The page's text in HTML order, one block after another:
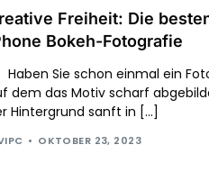
Freiheit: Die
Bokeh-Fotografie
Sie schon einmal ein
dem das Motiv scharf
Hintergrund sanft in […]
OKTOBER 23, 2023